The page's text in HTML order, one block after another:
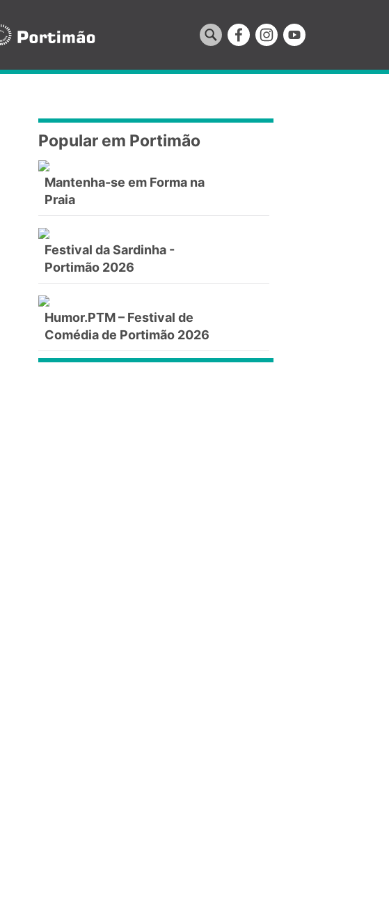
Popular em Portimão
Mantenha-se em Forma na
Praia
Festival da Sardinha -
Portimão 2026
Humor.PTM – Festival de
Comédia de Portimão 2026